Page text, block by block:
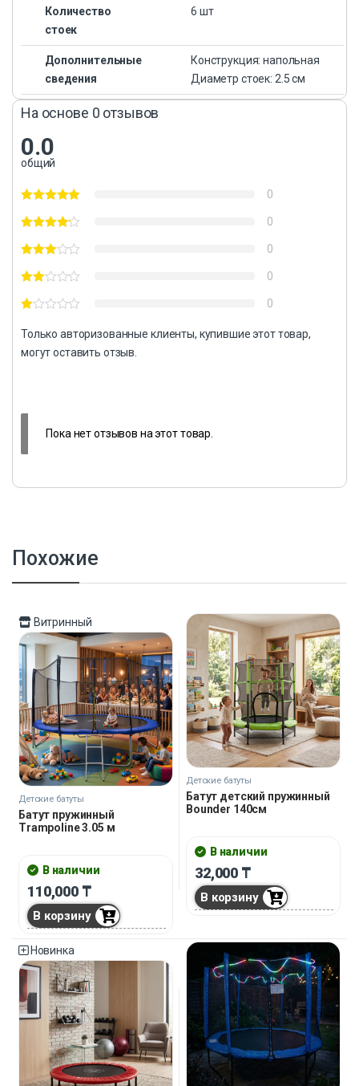
Количество
стоек
6 шт
Дополнительные
сведения
Конструкция: напольная
Диаметр стоек: 2.5 см
На основе 0 отзывов
0.0
общий
0
0
0
0
0
Только авторизованные клиенты, купившие этот товар,
могут оставить отзыв.
Пока нет отзывов на этот товар.
Похожие
Витринный
Детские батуты
Батут пружинный
Trampoline 3.05 м
В наличии
110,000 ₸
В корзину
Детские батуты
Батут детский пружинный
Bounder 140см
В наличии
32,000 ₸
В корзину
Новинка